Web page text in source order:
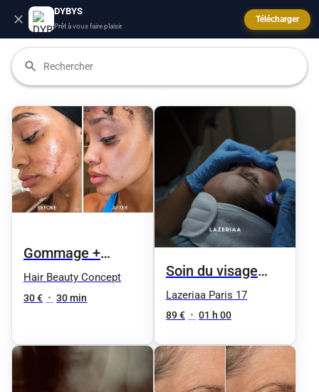
DYBYS
Prêt à vous faire plaisir.
Télécharger
Gommage +
masque éclat
express
Hair Beauty Concept
30 € • 30 min
Soin du visage
HydraFacial - 5
séances
Lazeriaa Paris 17
89 € • 01 h 00